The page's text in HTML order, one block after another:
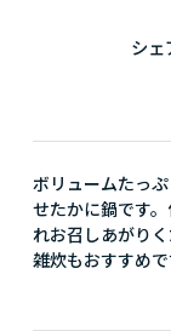
シェ
ボリュームたっ
せたかに鍋です
れお召しあがり
雑炊もおすすめで